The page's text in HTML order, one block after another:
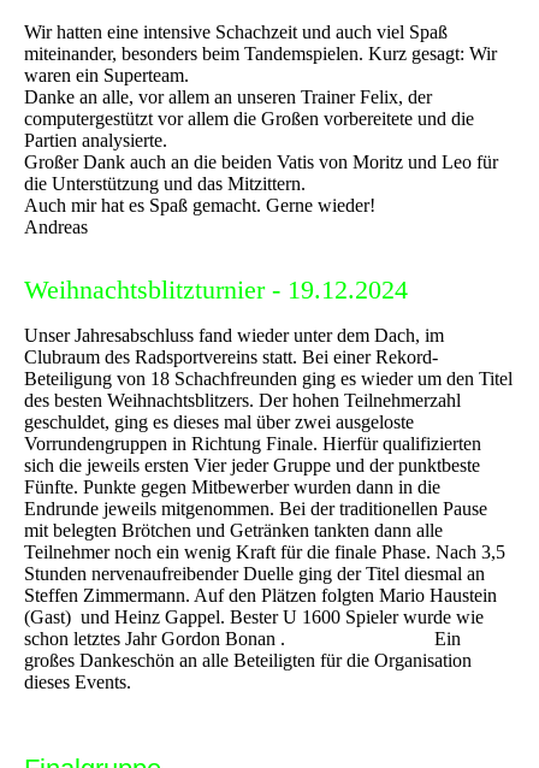
Wir hatten eine intensive Schachzeit und auch viel Spaß
miteinander, besonders beim Tandemspielen. Kurz gesagt: Wir
waren ein Superteam.
Danke an alle, vor allem an unseren Trainer Felix, der
computergestützt vor allem die Großen vorbereitete und die
Partien analysierte.
Großer Dank auch an die beiden Vatis von Moritz und Leo für
die Unterstützung und das Mitzittern.
Auch mir hat es Spaß gemacht. Gerne wieder!
Andreas
Weihnachtsblitzturnier - 19.12.2024
Unser Jahresabschluss fand wieder unter dem Dach, im
Clubraum des Radsportvereins statt. Bei einer Rekord-
Beteiligung von 18 Schachfreunden ging es wieder um den Titel
des besten Weihnachtsblitzers. Der hohen Teilnehmerzahl
geschuldet, ging es dieses mal über zwei ausgeloste
Vorrundengruppen in Richtung Finale. Hierfür qualifizierten
sich die jeweils ersten Vier jeder Gruppe und der punktbeste
Fünfte. Punkte gegen Mitbewerber wurden dann in die
Endrunde jeweils mitgenommen. Bei der traditionellen Pause
mit belegten Brötchen und Getränken tankten dann alle
Teilnehmer noch ein wenig Kraft für die finale Phase. Nach 3,5
Stunden nervenaufreibender Duelle ging der Titel diesmal an
Steffen Zimmermann. Auf den Plätzen folgten Mario Haustein
(Gast) und Heinz Gappel. Bester U 1600 Spieler wurde wie
schon letztes Jahr Gordon Bonan . Ein
großes Dankeschön an alle Beteiligten für die Organisation
dieses Events.